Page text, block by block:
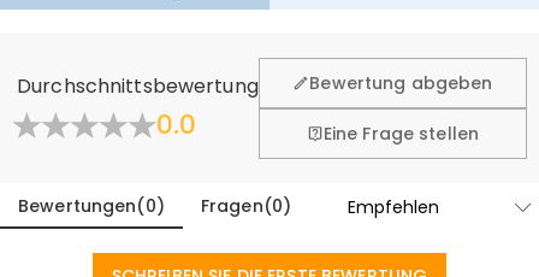
fühlen. Deshalb bieten wir Ihnen 60 Tage Rückgaberecht.
Durchschnittsbewertung
0.0
Bewertung abgeben
Eine Frage stellen
Bewertungen(0) Fragen(0)